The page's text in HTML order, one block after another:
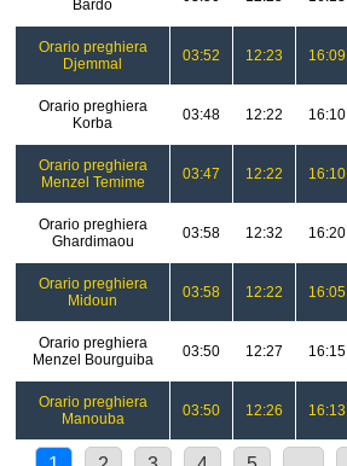
Bardo
Orario preghiera
Djemmal
03:52 12:23 16:09
Orario preghiera
Korba
03:48 12:22 16:10
Orario preghiera
Menzel Temime
03:47 12:22 16:10
Orario preghiera
Ghardimaou
03:58 12:32 16:20
Orario preghiera
Midoun
03:58 12:22 16:05
Orario preghiera
Menzel Bourguiba
03:50 12:27 16:15
Orario preghiera
Manouba
03:50 12:26 16:13